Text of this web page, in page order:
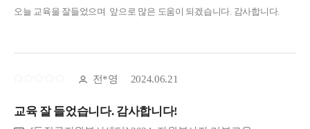
오늘 교육을 잘들었으며 앞으로 많은 도움이 되겠습니다. 감사합니다.
전*영 2024.06.21
교육 잘 들었습니다. 감사합니다!